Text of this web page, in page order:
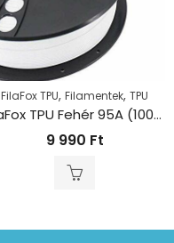
FilaFox TPU, Filamentek, TPU
FilaFox TPU Fehér 95A (1000g / 1,75mm)
9 990 Ft